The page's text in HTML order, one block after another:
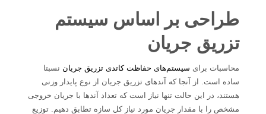
طراحی بر اساس سیستم
تزریق جریان
محاسبات برای سیستم‌های حفاظت کاتدی تزریق جریان نسبتا
ساده است. از آنجا که آندهای تزریق جریان از نوع پایدار وزنی
هستند، در این حالت تنها نیاز است که تعداد آندها با جریان خروجی
مشخص را با مقدار جریان مورد نیاز کل سازه تطابق دهیم. توزیع